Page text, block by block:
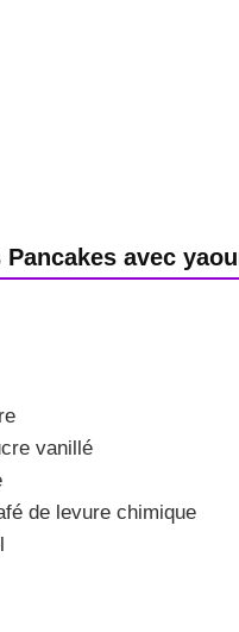
avec
vanillé
de levure chimique